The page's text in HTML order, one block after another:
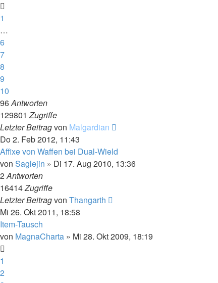
1
…
6
7
8
9
10
96Antworten
129801Zugriffe
Letzter Beitragvon Malgardian
Do 2. Feb 2012, 11:43
Affixe von Waffen bei Dual-Wield
von Saglejin » Di 17. Aug 2010, 13:36
2Antworten
16414Zugriffe
Letzter Beitragvon Thangarth
Mi 26. Okt 2011, 18:58
Item-Tausch
von MagnaCharta » Mi 28. Okt 2009, 18:19
1
2